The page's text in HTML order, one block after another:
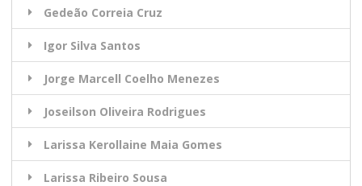
Gedeão Correia Cruz
Igor Silva Santos
Jorge Marcell Coelho Menezes
Joseilson Oliveira Rodrigues
Larissa Kerollaine Maia Gomes
Larissa Ribeiro Sousa